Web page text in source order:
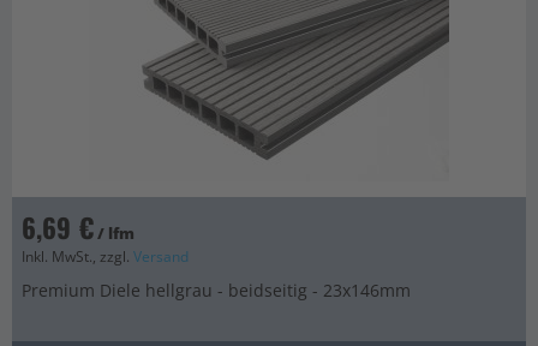
6,69 €/ lfm
Inkl. MwSt., zzgl. Versand
Premium Diele hellgrau - beidseitig - 23x146mm